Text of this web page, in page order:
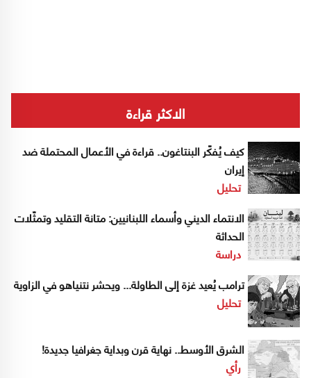
الاكثر قراءة
كيف يُفكّر البنتاغون.. قراءة في الأعمال المحتملة ضد
إيران
تحليل
الانتماء الديني وأسماء اللبنانيين: متانة التقليد وتمثّلات
الحداثة
دراسة
ترامب يُعيد غزة إلى الطاولة... ويحشر نتنياهو في الزاوية
تحليل
الشرق الأوسط.. نهاية قرن وبداية جغرافيا جديدة!
رأي